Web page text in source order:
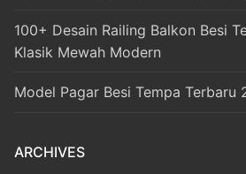
100+ Desain Railing Balkon Besi
Klasik Mewah Modern
Model Pagar Besi Tempa Terbaru
ARCHIVES